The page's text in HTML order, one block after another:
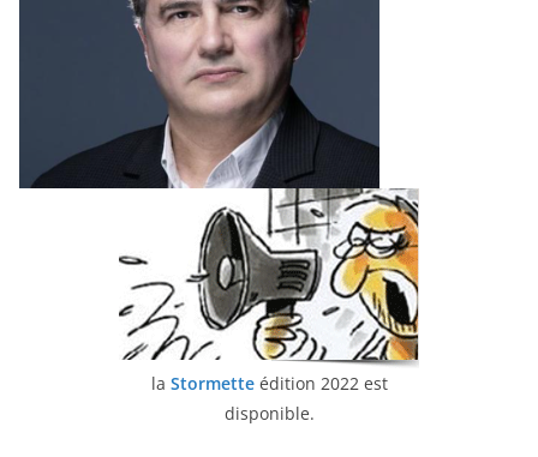
la Stormetteédition 2022 est
disponible.